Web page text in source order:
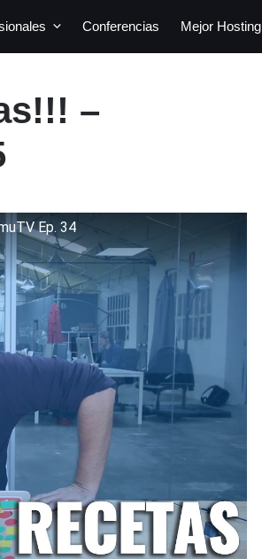
Conferencias Mejor Hosting
–
Ep. 34